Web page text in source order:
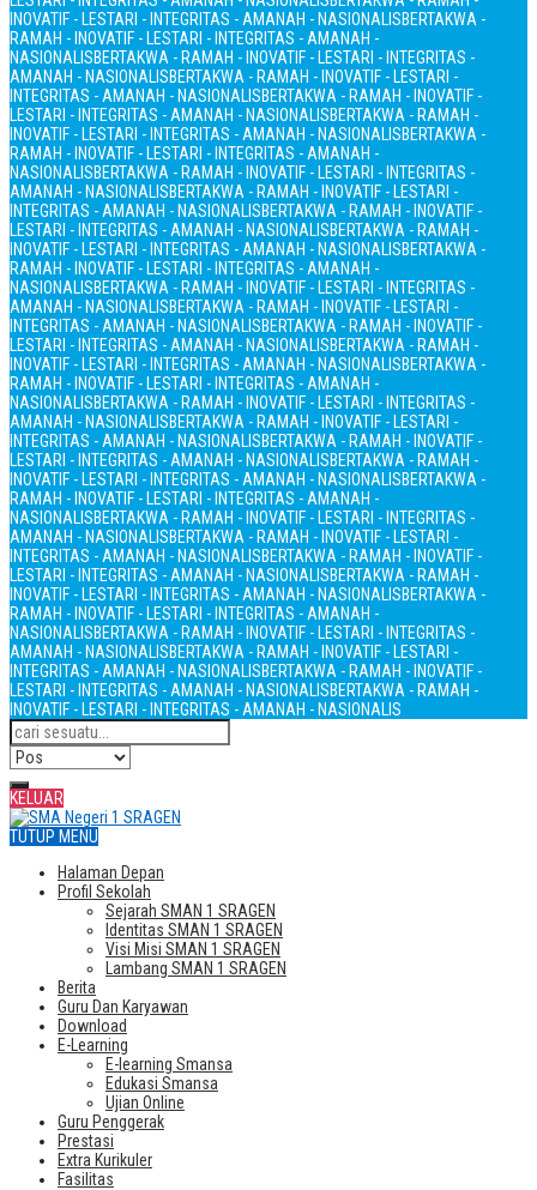
INOVATIF - LESTARI - INTEGRITAS - AMANAH - NASIONALISBERTAKWA -
RAMAH - INOVATIF - LESTARI - INTEGRITAS - AMANAH -
NASIONALISBERTAKWA - RAMAH - INOVATIF - LESTARI - INTEGRITAS -
AMANAH - NASIONALISBERTAKWA - RAMAH - INOVATIF - LESTARI -
INTEGRITAS - AMANAH - NASIONALISBERTAKWA - RAMAH - INOVATIF -
LESTARI - INTEGRITAS - AMANAH - NASIONALISBERTAKWA - RAMAH -
INOVATIF - LESTARI - INTEGRITAS - AMANAH - NASIONALISBERTAKWA -
RAMAH - INOVATIF - LESTARI - INTEGRITAS - AMANAH -
NASIONALISBERTAKWA - RAMAH - INOVATIF - LESTARI - INTEGRITAS -
AMANAH - NASIONALISBERTAKWA - RAMAH - INOVATIF - LESTARI -
INTEGRITAS - AMANAH - NASIONALISBERTAKWA - RAMAH - INOVATIF -
LESTARI - INTEGRITAS - AMANAH - NASIONALISBERTAKWA - RAMAH -
INOVATIF - LESTARI - INTEGRITAS - AMANAH - NASIONALISBERTAKWA -
RAMAH - INOVATIF - LESTARI - INTEGRITAS - AMANAH -
NASIONALISBERTAKWA - RAMAH - INOVATIF - LESTARI - INTEGRITAS -
AMANAH - NASIONALISBERTAKWA - RAMAH - INOVATIF - LESTARI -
INTEGRITAS - AMANAH - NASIONALISBERTAKWA - RAMAH - INOVATIF -
LESTARI - INTEGRITAS - AMANAH - NASIONALISBERTAKWA - RAMAH -
INOVATIF - LESTARI - INTEGRITAS - AMANAH - NASIONALISBERTAKWA -
RAMAH - INOVATIF - LESTARI - INTEGRITAS - AMANAH -
NASIONALISBERTAKWA - RAMAH - INOVATIF - LESTARI - INTEGRITAS -
AMANAH - NASIONALISBERTAKWA - RAMAH - INOVATIF - LESTARI -
INTEGRITAS - AMANAH - NASIONALISBERTAKWA - RAMAH - INOVATIF -
LESTARI - INTEGRITAS - AMANAH - NASIONALISBERTAKWA - RAMAH -
INOVATIF - LESTARI - INTEGRITAS - AMANAH - NASIONALISBERTAKWA -
RAMAH - INOVATIF - LESTARI - INTEGRITAS - AMANAH -
NASIONALISBERTAKWA - RAMAH - INOVATIF - LESTARI - INTEGRITAS -
AMANAH - NASIONALISBERTAKWA - RAMAH - INOVATIF - LESTARI -
INTEGRITAS - AMANAH - NASIONALISBERTAKWA - RAMAH - INOVATIF -
LESTARI - INTEGRITAS - AMANAH - NASIONALISBERTAKWA - RAMAH -
INOVATIF - LESTARI - INTEGRITAS - AMANAH - NASIONALISBERTAKWA -
RAMAH - INOVATIF - LESTARI - INTEGRITAS - AMANAH -
NASIONALISBERTAKWA - RAMAH - INOVATIF - LESTARI - INTEGRITAS -
AMANAH - NASIONALISBERTAKWA - RAMAH - INOVATIF - LESTARI -
INTEGRITAS - AMANAH - NASIONALISBERTAKWA - RAMAH - INOVATIF -
LESTARI - INTEGRITAS - AMANAH - NASIONALISBERTAKWA - RAMAH -
INOVATIF - LESTARI - INTEGRITAS - AMANAH - NASIONALIS
KELUAR
TUTUP MENU
Halaman Depan
Profil Sekolah
Sejarah SMAN 1 SRAGEN
Identitas SMAN 1 SRAGEN
Visi Misi SMAN 1 SRAGEN
Lambang SMAN 1 SRAGEN
Berita
Guru Dan Karyawan
Download
E-Learning
E-learning Smansa
Edukasi Smansa
Ujian Online
Guru Penggerak
Prestasi
Extra Kurikuler
Fasilitas